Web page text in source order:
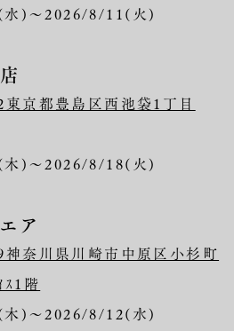
)～2026/8/11(火)
京都豊島区西池袋1丁目
)～2026/8/18(火)
ア
奈川県川崎市中原区小杉町
1階
)～2026/8/12(水)